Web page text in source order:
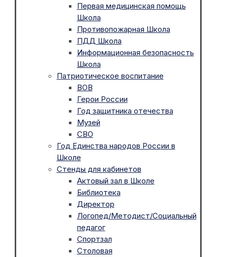
Первая медицинская помощь
Школа
Противопожарная Школа
ПДД Школа
Информационная безопасность
Школа
Патриотическое воспитание
ВОВ
Герои России
Год защитника отечества
Музей
СВО
Год Единства народов России в
Школе
Стенды для кабинетов
Актовый зал в Школе
Библиотека
Директор
Логопед/Методист/Социальный
педагог
Спортзал
Столовая